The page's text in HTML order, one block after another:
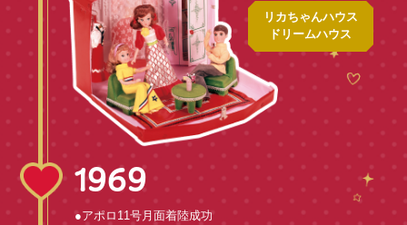
リカちゃんハウス
ドリームハウス
1969
●アポロ11号月面着陸成功